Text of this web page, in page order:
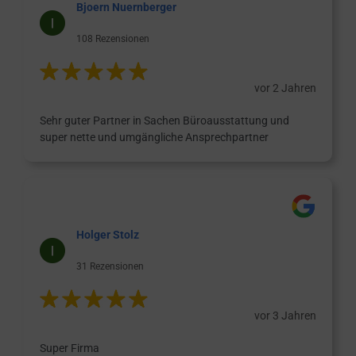
Bjoern Nuernberger
108 Rezensionen
vor 2 Jahren
Sehr guter Partner in Sachen Büroausstattung und
super nette und umgängliche Ansprechpartner
Holger Stolz
31 Rezensionen
vor 3 Jahren
Super Firma